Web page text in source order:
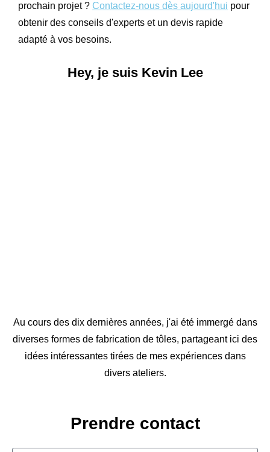
prochain projet ? Contactez-nous dès aujourd'hui pour
obtenir des conseils d'experts et un devis rapide
adapté à vos besoins.
Hey, je suis Kevin Lee
Au cours des dix dernières années, j'ai été immergé dans
diverses formes de fabrication de tôles, partageant ici des
idées intéressantes tirées de mes expériences dans
divers ateliers.
Prendre contact